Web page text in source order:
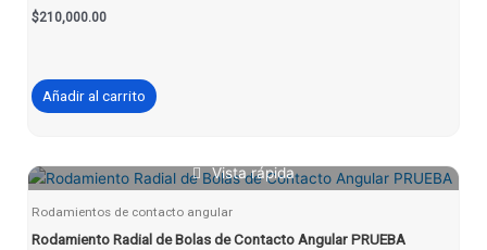
$210,000.00
Añadir al carrito
Vista rápida
Rodamientos de contacto angular
Rodamiento Radial de Bolas de Contacto Angular PRUEBA